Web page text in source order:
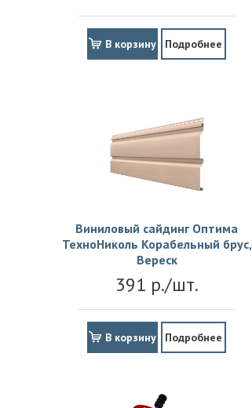
В корзину Подробнее
Виниловый сайдинг Оптима
ТехноНиколь Корабельный брус,
Вереск
391 р./шт.
В корзину Подробнее